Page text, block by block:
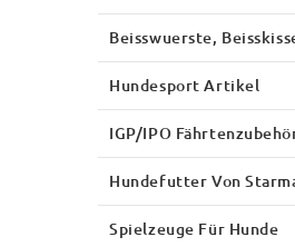
Beisswuerste,
Hundesport Artikel
IGP/IPO
Hundefutter Von
Spielzeuge Für Hunde